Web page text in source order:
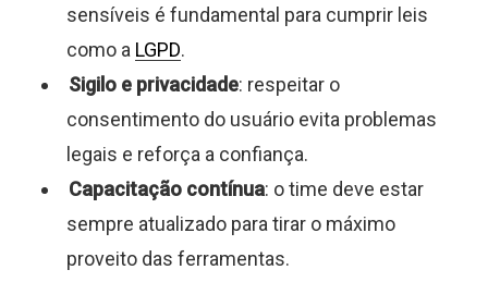
sensíveis é fundamental para cumprir leis
como a LGPD.
Sigilo e privacidade: respeitar o
consentimento do usuário evita problemas
legais e reforça a confiança.
Capacitação contínua: o time deve estar
sempre atualizado para tirar o máximo
proveito das ferramentas.